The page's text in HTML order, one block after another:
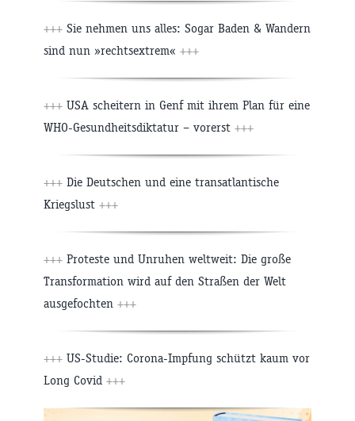
+++ Sie nehmen uns alles: Sogar Baden & Wandern
sind nun »rechtsextrem« +++
+++ USA scheitern in Genf mit ihrem Plan für eine
WHO-Gesundheitsdiktatur – vorerst +++
+++ Die Deutschen und eine transatlantische
Kriegslust +++
+++ Proteste und Unruhen weltweit: Die große
Transformation wird auf den Straßen der Welt
ausgefochten +++
+++ US-Studie: Corona-Impfung schützt kaum vor
Long Covid +++